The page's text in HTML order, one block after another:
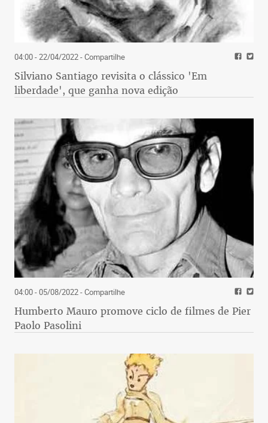
04:00 - 22/04/2022- Compartilhe
Silviano Santiago revisita o clássico 'Em
liberdade', que ganha nova edição
04:00 - 05/08/2022- Compartilhe
Humberto Mauro promove ciclo de filmes de Pier
Paolo Pasolini